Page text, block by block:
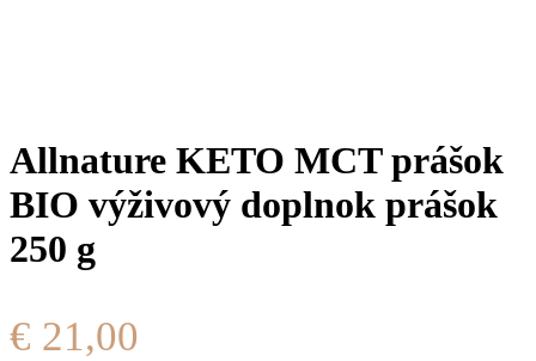
Allnature KETO MCT prášok
BIO výživový doplnok prášok
250 g
€ 21,00